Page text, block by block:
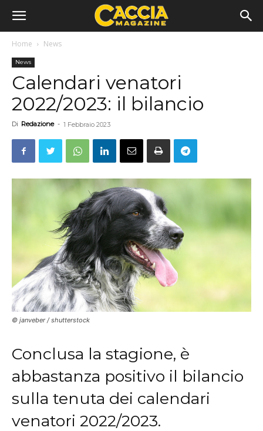
Home News
News
Calendari venatori
2022/2023: il bilancio
Di Redazione - 1 Febbraio 2023
© janveber / shutterstock
Conclusa la stagione, è
abbastanza positivo il bilancio
sulla tenuta dei calendari
venatori 2022/2023.